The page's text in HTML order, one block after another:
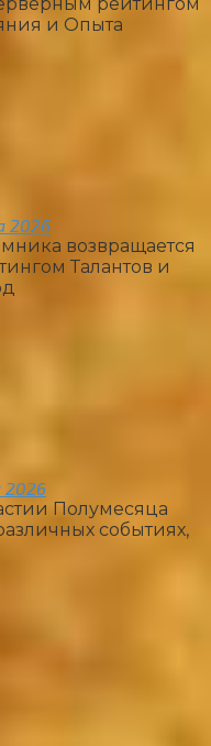
и Опыта
2026
возвращается
Талантов и
2026
Полумесяца
событиях,